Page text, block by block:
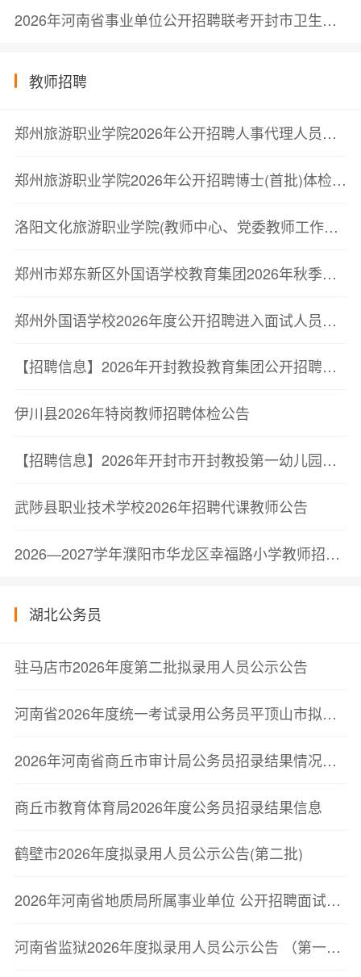
2026年河南省事业单位公开招聘联考开封市卫生类岗位进入考察人员公告
教师招聘
郑州旅游职业学院2026年公开招聘人事代理人员体检通知
郑州旅游职业学院2026年公开招聘博士(首批)体检通知
洛阳文化旅游职业学院(教师中心、党委教师工作部)2026年公开招聘教师考察公告
郑州市郑东新区外国语学校教育集团2026年秋季招聘教师公告
郑州外国语学校2026年度公开招聘进入面试人员公告
【招聘信息】2026年开封教投教育集团公开招聘公告
伊川县2026年特岗教师招聘体检公告
【招聘信息】2026年开封市开封教投第一幼儿园公开招聘公告
武陟县职业技术学校2026年招聘代课教师公告
2026—2027学年濮阳市华龙区幸福路小学教师招聘公告
湖北公务员
驻马店市2026年度第二批拟录用人员公示公告
河南省2026年度统一考试录用公务员平顶山市拟录用人员公示公告
2026年河南省商丘市审计局公务员招录结果情况公示
商丘市教育体育局2026年度公务员招录结果信息
鹤壁市2026年度拟录用人员公示公告(第二批)
2026年河南省地质局所属事业单位 公开招聘面试资格确认公告
河南省监狱2026年度拟录用人员公示公告 （第一批）